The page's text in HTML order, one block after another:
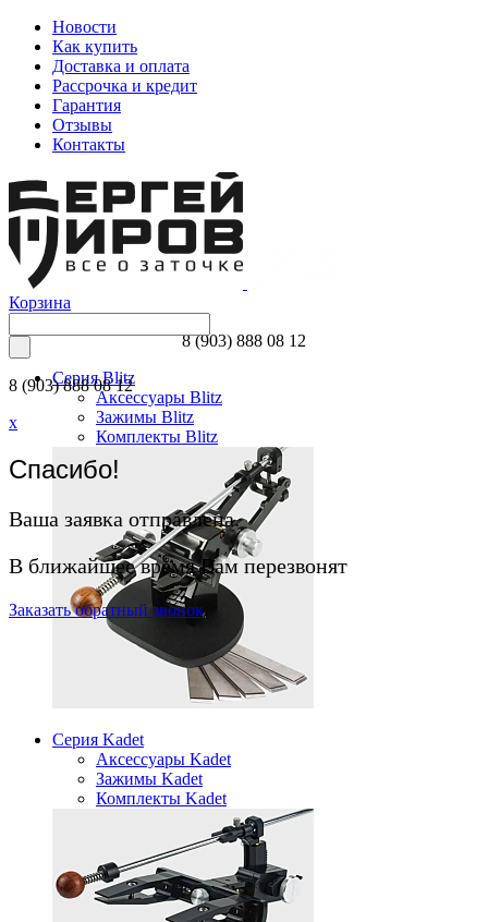
Новости
Как купить
Доставка и оплата
Рассрочка и кредит
Гарантия
Отзывы
Контакты
Корзина
8 (903) 888 08 12
x
Спасибо!
Ваша заявка отправлена.
В ближайшее время Вам перезвонят
Заказатьобратный звонок
8 (903) 888 08 12
Серия Blitz
Аксессуары Blitz
Зажимы Blitz
Комплекты Blitz
Серия Kadet
Аксессуары Kadet
Зажимы Kadet
Комплекты Kadet